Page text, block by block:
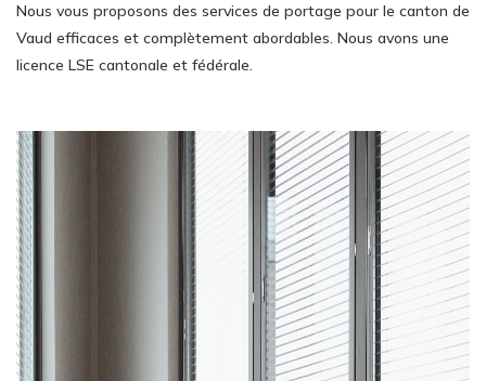
Nous vous proposons des services de portage pour le canton de
Vaud efficaces et complètement abordables. Nous avons une
licence LSE cantonale et fédérale.